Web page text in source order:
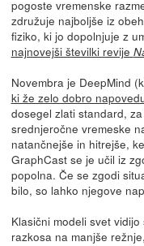
pogoste vremenske
združuje najboljše iz
fiziko, ki jo dopolnjuje z
najnovejši številki revije
Novembra je DeepMind
ki že zelo dobro
dosegel zlati standard,
srednjeročne vremeske
natančnejše in hitrejše,
GraphCast se je učil iz
popolna. Če se zgodi
bilo, so lahko njegove
Klasični modeli svet
razkosa na manjše